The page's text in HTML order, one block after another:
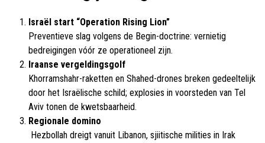
Israël start “Operation Rising Lion”
Preventieve slag volgens de Begin-doctrine: vernietig
bedreigingen vóór ze operationeel zijn.
Iraanse vergeldingsgolf
Khorramshahr-raketten en Shahed-drones breken gedeeltelijk
door het Israëlische schild; explosies in voorsteden van Tel
Aviv tonen de kwetsbaarheid.
Regionale domino
Hezbollah dreigt vanuit Libanon, sjiitische milities in Irak